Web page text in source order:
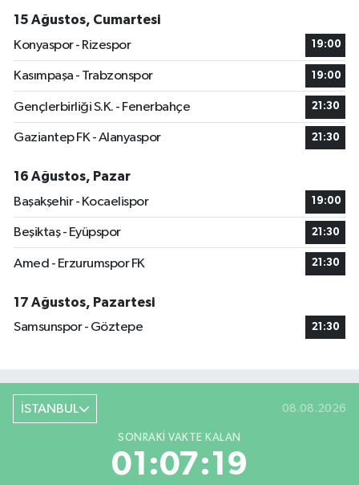
15 Ağustos, Cumartesi
Konyaspor - Rizespor
19:00
Kasımpaşa - Trabzonspor 19:00
Gençlerbirliği S.K. - Fenerbahçe 21:30
Gaziantep FK - Alanyaspor 21:30
16 Ağustos, Pazar
Başakşehir - Kocaelispor
19:00
Beşiktaş - Eyüpspor 21:30
Amed - Erzurumspor FK 21:30
17 Ağustos, Pazartesi
Samsunspor - Göztepe
21:30
İSTANBUL 08.08.2026
SONRAKI VAKTE KALAN
01:07:18